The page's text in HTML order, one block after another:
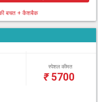
बचत + कैशबैक
स्पेशल कीमत
₹5700